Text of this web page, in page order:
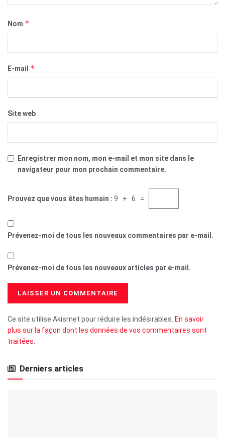
Nom *
E-mail *
Site web
Enregistrer mon nom, mon e-mail et mon site dans le
navigateur pour mon prochain commentaire.
Prouvez que vous êtes humain : 9 + 6 =
Prévenez-moi de tous les nouveaux commentaires par e-mail.
Prévenez-moi de tous les nouveaux articles par e-mail.
Ce site utilise Akismet pour réduire les indésirables. En savoir
plus sur la façon dont les données de vos commentaires sont
traitées.
Derniers articles